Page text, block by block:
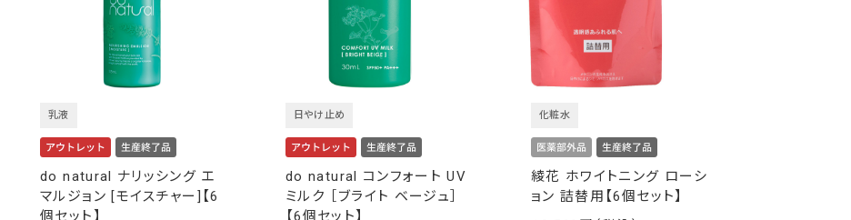
do natural ナリッシング エ
マルジョン [モイスチャー]【6
個セット】
乳液
do natural コンフォート UV
ミルク ［ブライト ベージュ］
【6個セット】
日やけ止め
綾花 ホワイトニング ローシ
ョン 詰替用【6個セット】
化粧水